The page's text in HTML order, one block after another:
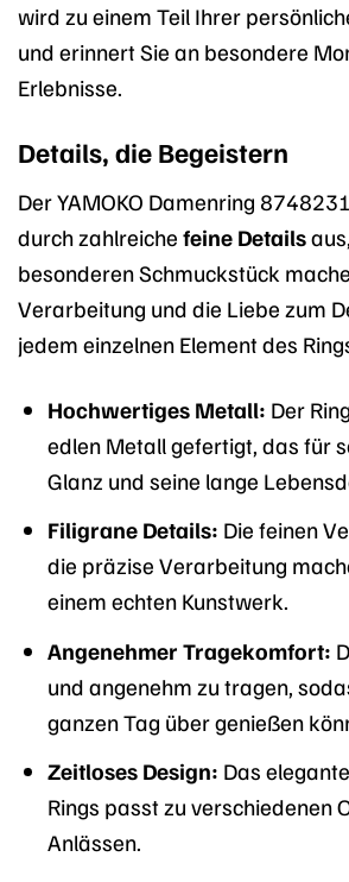
wird zu einem Teil Ihrer
und erinnert Sie an besondere
Erlebnisse.
Details, die Begeistern
Der YAMOKO Damenring
durch zahlreiche feine Details
besonderen Schmuckstück
Verarbeitung und die Liebe zum
jedem einzelnen Element des
Hochwertiges Metall: Der
edlen Metall gefertigt, das für
Glanz und seine lange
Filigrane Details: Die feinen
die präzise Verarbeitung
einem echten Kunstwerk.
Angenehmer Tragekomfort:
und angenehm zu tragen,
ganzen Tag über genießen
Zeitloses Design: Das
Rings passt zu verschiedenen
Anlässen.